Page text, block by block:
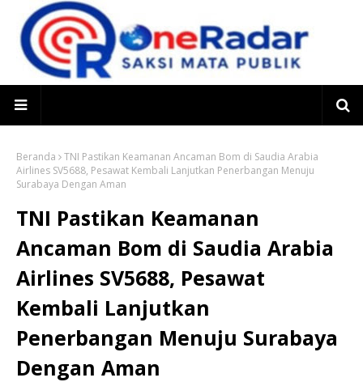
Beranda
TNI Pastikan Keamanan Ancaman Bom di Saudia Arabia
Airlines SV5688, Pesawat Kembali Lanjutkan Penerbangan Menuju
Surabaya Dengan Aman
TNI Pastikan Keamanan
Ancaman Bom di Saudia Arabia
Airlines SV5688, Pesawat
Kembali Lanjutkan
Penerbangan Menuju Surabaya
Dengan Aman